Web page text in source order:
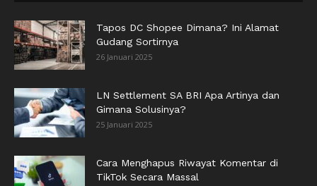
Tapos DC Shopee Dimana? Ini Alamat
Gudang Sortirnya
26 Januari 2025
LN Settlement SA BRI Apa Artinya dan
Gimana Solusinya?
25 Januari 2025
Cara Menghapus Riwayat Komentar di
TikTok Secara Massal